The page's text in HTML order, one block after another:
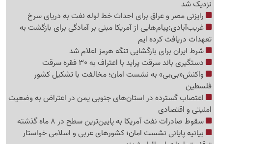
نزدیک شد
رایزنی مصر و عراق برای احداث خط لوله نفت به دریای سرخ
غریب‌آبادی:پیام‌هایی از آمریکا مبنی بر آمادگی برای بازگشت به
تعهدات دریافت کرده ایم
شرط ایران برای بازگشایی تنگه هرمز اعلام شد
دستگیری باند سرقت پراید با اعتراف به 30 فقره سرقت
واکنش«بی‌بی» به نشست امان؛ مخالفت با تشکیل کشور
فلسطین
اعتصاب گسترده در استان‌های جنوبی یمن در اعتراض به وضعیت
امنیتی و اقتصادی
سقوط صادرات نفت آمریکا به پایین‌ترین سطح در 8 ماه گذشته
بیانیه پایانی نشست امان؛ کشورهای عربی و اسلامی خواستار